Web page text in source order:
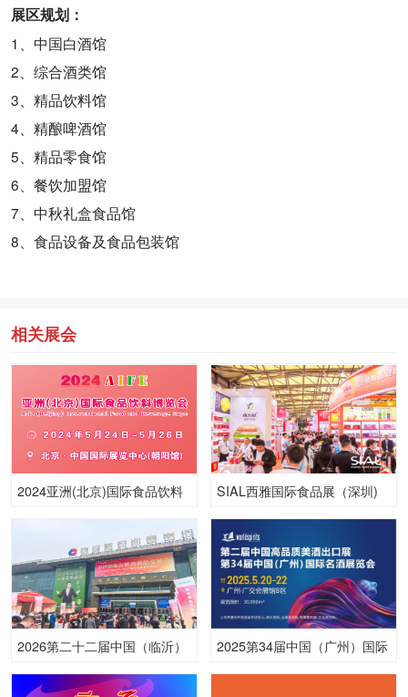
展区规划：
1、中国白酒馆
2、综合酒类馆
3、精品饮料馆
4、精酿啤酒馆
5、精品零食馆
6、餐饮加盟馆
7、中秋礼盒食品馆
8、食品设备及食品包装馆
相关展会
2024亚洲(北京)国际食品饮料
SIAL西雅国际食品展（深圳)
2026第二十二届中国（临沂）
2025第34届中国（广州）国际